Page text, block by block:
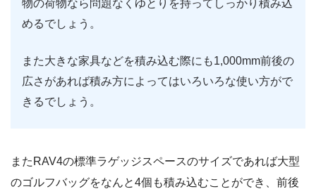
物の荷物なら問題なくゆとりを持ってしっかり積み込
めるでしょう。
また大きな家具などを積み込む際にも1,000mm前後の
広さがあれば積み方によってはいろいろな使い方がで
きるでしょう。
またRAV4の標準ラゲッジスペースのサイズであれば大型
のゴルフバッグをなんと4個も積み込むことができ、前後